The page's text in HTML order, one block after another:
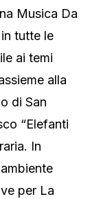
Musica Da
tutte le
ai temi
alla
di San
“Elefanti
In
per La